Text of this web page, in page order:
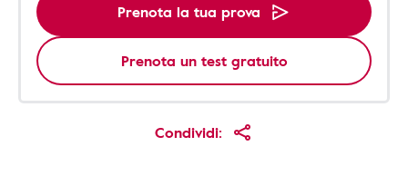
Prenota la tua prova
Prenota un test gratuito
Condividi: